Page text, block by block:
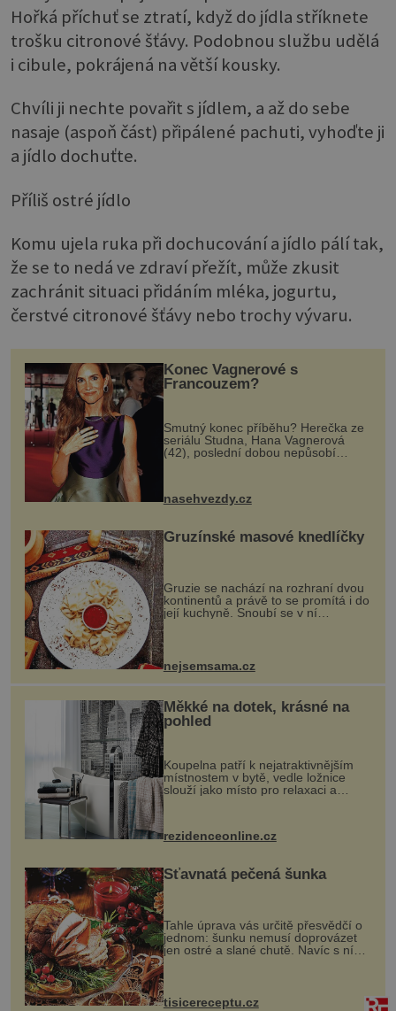
Hořká příchuť se ztratí, když do jídla stříknete
trošku citronové šťávy. Podobnou službu udělá
i cibule, pokrájená na větší kousky.
Chvíli ji nechte povařit s jídlem, a až do sebe
nasaje (aspoň část) připálené pachuti, vyhoďte ji
a jídlo dochuťte.
Příliš ostré jídlo
Komu ujela ruka při dochucování a jídlo pálí tak,
že se to nedá ve zdraví přežít, může zkusit
zachránit situaci přidáním mléka, jogurtu,
čerstvé citronové šťávy nebo trochy vývaru.
Konec Vagnerové s
Francouzem?
Smutný konec příběhu? Herečka ze
seriálu Studna, Hana Vagnerová
(42), poslední dobou nepůsobí
nasehvezdy.cz
Gruzínské masové knedlíčky
Gruzie se nachází na rozhraní dvou
kontinentů a právě to se promítá i do
její kuchyně. Snoubí se v ní
evropské a asijské chutě a díky tomu
pokrmy, které rozhodně st...
nejsemsama.cz
Měkké na dotek, krásné na
pohled
Koupelna patří k nejatraktivnějším
místnostem v bytě, vedle ložnice
slouží jako místo pro relaxaci a
odpočinek. Koupelnový textil –
ručníky, osušky a koberečky –
mohou jako mávnutím kouzelného
proutku...
rezidenceonline.cz
Šťavnatá pečená šunka
Tahle úprava vás určitě přesvědčí o
jednom: šunku nemusí doprovázet
jen ostré a slané chutě. Navíc s ní
nakrmíte poměrně hodně hladových
krků. Ingredience sádlo 3 kg šunky
vcelku 3 stroužky česneku hl...
tisicereceptu.cz